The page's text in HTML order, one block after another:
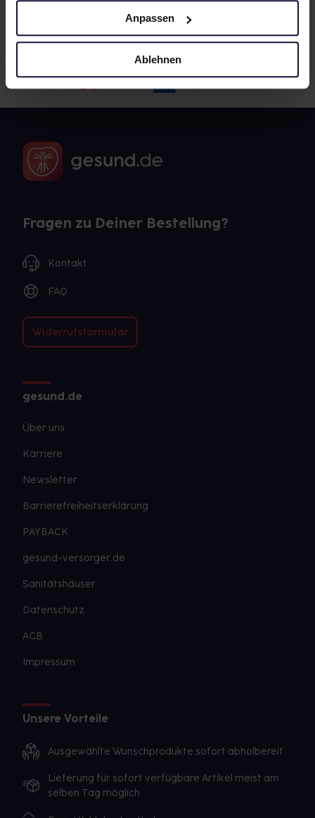
Anpassen
Ablehnen
Fragen zu Deiner Bestellung?
Kontakt
FAQ
Widerrufsformular
gesund.de
Über uns
Karriere
Newsletter
Barrierefreiheitserklärung
PAYBACK
gesund-versorger.de
Sanitätshäuser
Datenschutz
AGB
Impressum
Unsere Vorteile
Ausgewählte Wunschprodukte sofort abholbereit
Lieferung für sofort verfügbare Artikel meist am
selben Tag möglich